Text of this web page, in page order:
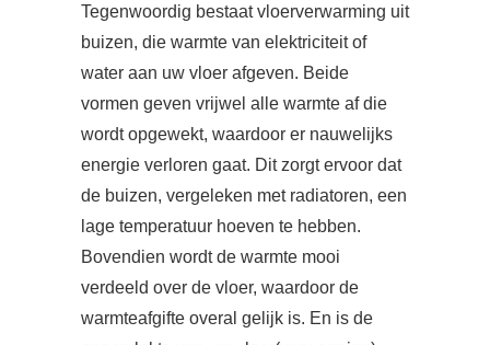
Tegenwoordig bestaat vloerverwarming uit
buizen, die warmte van elektriciteit of
water aan uw vloer afgeven. Beide
vormen geven vrijwel alle warmte af die
wordt opgewekt, waardoor er nauwelijks
energie verloren gaat. Dit zorgt ervoor dat
de buizen, vergeleken met radiatoren, een
lage temperatuur hoeven te hebben.
Bovendien wordt de warmte mooi
verdeeld over de vloer, waardoor de
warmteafgifte overal gelijk is. En is de